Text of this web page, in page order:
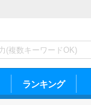
ランキング